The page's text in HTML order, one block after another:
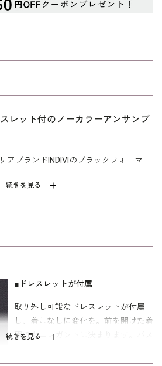
続きを見る
レット付のノーカラーアンサンブ
アブランドINDIVIのブラックフォーマ
プになりすぎず首回りをすっきり見せて
気の前ファスナー仕様。甘くなりすぎ
心とした、メリハリのあるボディライ
続きを見る
■ドレスレットが付属
取り外し可能なドレスレットが付属
し、着こなしに変化を。前を開けた着
用でもエレガントに決まります。バス
です。